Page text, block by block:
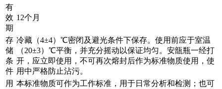
有
效
期
12个月
存
储
条
件
冷藏（4±4）℃密闭及避光条件下保存。使用前应于室温
（20±3）℃平衡，并充分摇动以保证均匀。安瓿瓶一经打
开，应立即使用，不可再次熔封后作为标准物质使用，使
用中严格防止沾污。
用 本标准物质可作为工作标准，用于日常分析和检测；也可